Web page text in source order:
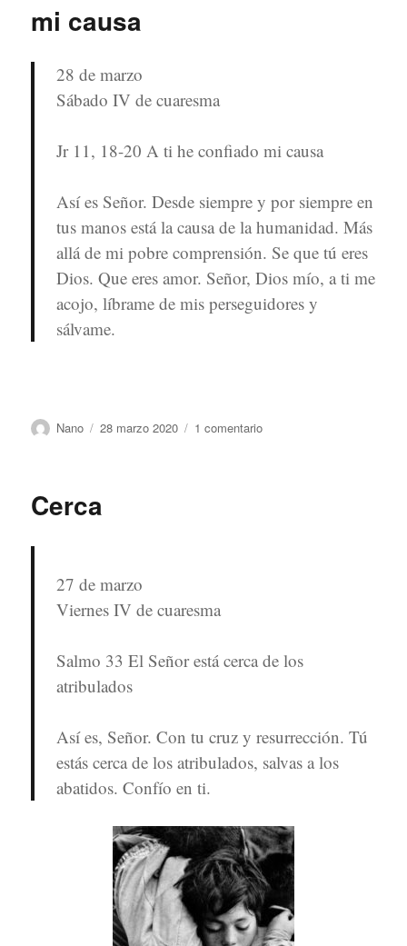
mi causa
28 de marzo
Sábado IV de cuaresma
Jr 11, 18-20 A ti he confiado mi causa
Así es Señor. Desde siempre y por siempre en
tus manos está la causa de la humanidad. Más
allá de mi pobre comprensión. Se que tú eres
Dios. Que eres amor. Señor, Dios mío, a ti me
acojo, líbrame de mis perseguidores y
sálvame.
Autor
Nano
Publicado
28 marzo 2020 1 comentarioen
Cerca
27 de marzo
Viernes IV de cuaresma
Salmo 33 El Señor está cerca de los
atribulados
Así es, Señor. Con tu cruz y resurrección. Tú
estás cerca de los atribulados, salvas a los
abatidos. Confío en ti.